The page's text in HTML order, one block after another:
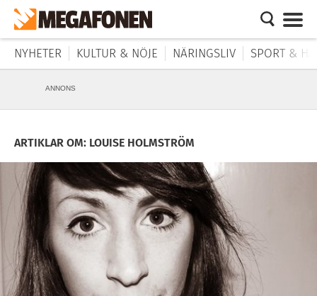
NYHETER KULTUR & NÖJE NÄRINGSLIV SPORT &
ANNONS
ARTIKLAR OM: LOUISE HOLMSTRÖM